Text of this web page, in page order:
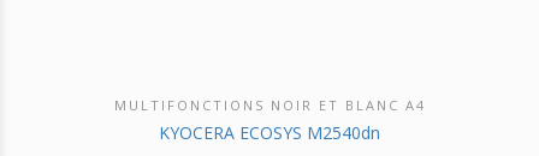
DÉCOUVRIR CE PRODUIT
MULTIFONCTIONS NOIR ET BLANC A4
KYOCERA ECOSYS M2540dn